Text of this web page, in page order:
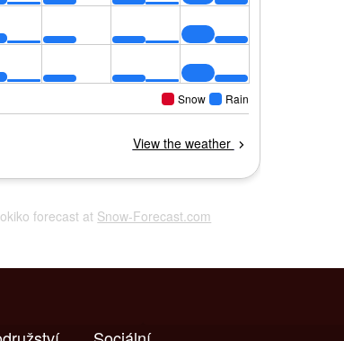
forecast at Snow-Forecast.com